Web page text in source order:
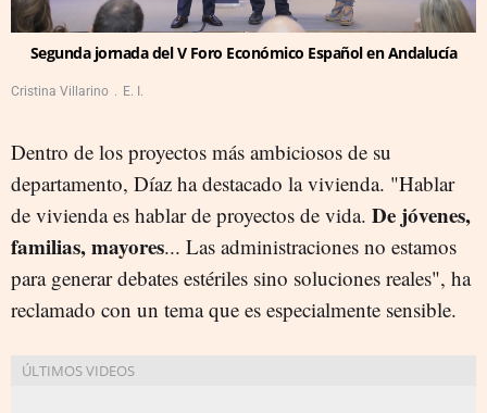
Segunda jornada del V Foro Económico Español en Andalucía
Cristina Villarino E. I.
Dentro de los proyectos más ambiciosos de su
departamento, Díaz ha destacado la vivienda. "Hablar
de vivienda es hablar de proyectos de vida. De jóvenes,
familias, mayores... Las administraciones no estamos
para generar debates estériles sino soluciones reales", ha
reclamado con un tema que es especialmente sensible.